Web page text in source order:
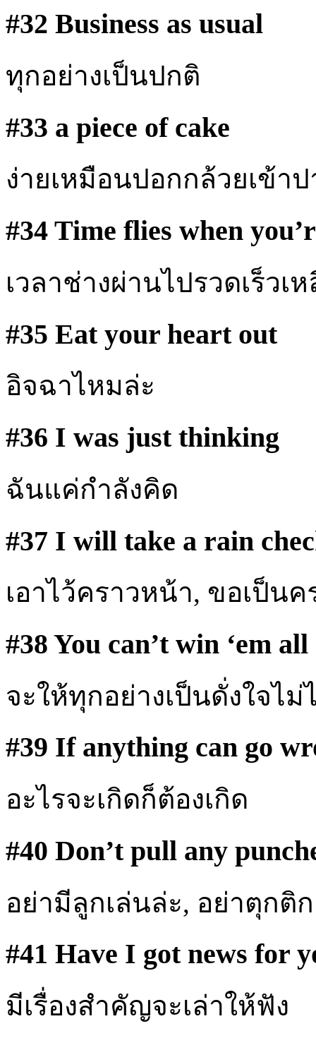
#32 Business as usual
ทุกอย่างเป็นปกติ
#33 a piece of cake
ง่ายเหมือนปอกกล้วยเข้า
#34 Time flies when
เวลาช่างผ่านไปรวดเร็วเ
#35 Eat your heart out
อิจฉาไหมล่ะ
#36 I was just thinking
ฉันแค่กำลังคิด
#37 I will take a rain
เอาไว้คราวหน้า, ขอเป็น
#38 You can’t win ‘em all
จะให้ทุกอย่างเป็นดั่งใจไม่
#39 If anything can go
อะไรจะเกิดก็ต้องเกิด
#40 Don’t pull any
อย่ามีลูกเล่นล่ะ, อย่าตุกติก
#41 Have I got news for
มีเรื่องสำคัญจะเล่าให้ฟัง